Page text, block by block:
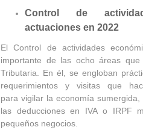
Control de
actuaciones en 2022
ElControl de actividades
importante de las ocho áreas que
Tributaria. En él, se engloban
requerimientos y visitas que
para vigilar la economía
las deducciones en IVA o IRPF
pequeños negocios.